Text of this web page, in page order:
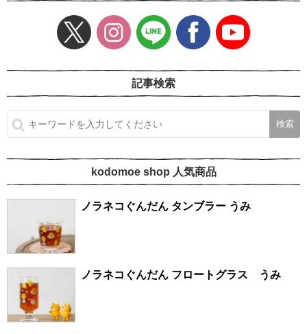
記事検索
kodomoe shop 人気商品
ノラネコぐんだん タンブラー うみ
ノラネコぐんだん フロートグラス うみ